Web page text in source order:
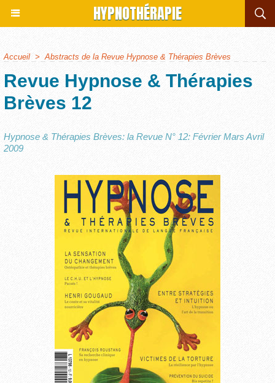
HYPNOTHÉRAPIE
Accueil > Abstracts de la Revue Hypnose & Thérapies Brèves
Revue Hypnose & Thérapies
Brèves 12
Hypnose & Thérapies Brèves: la Revue N° 12: Février Mars Avril
2009